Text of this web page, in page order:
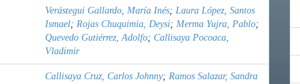
Verástegui Gallardo, María Inés; Laura López, Santos
Ismael; Rojas Chuquimia, Deysi; Merma Yujra, Pablo;
Quevedo Gutiérrez, Adolfo; Callisaya Pocoaca,
Vladimir
Callisaya Cruz, Carlos Johnny; Ramos Salazar, Sandra